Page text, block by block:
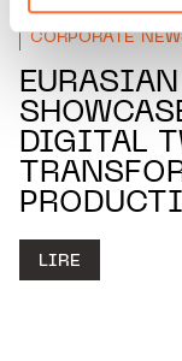
Charte d’usage
CORPORATE
EURASIAN
DIGITAL
LIRE